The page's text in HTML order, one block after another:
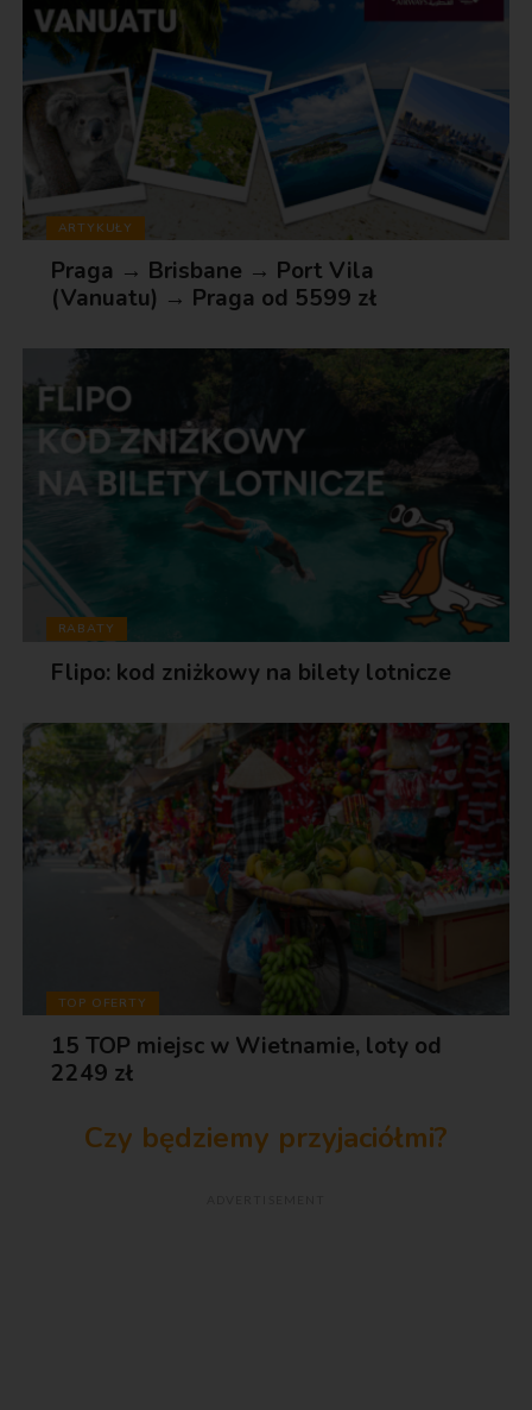
ARTYKUŁY
Praga → Brisbane → Port Vila
(Vanuatu) → Praga od 5599 zł
RABATY
Flipo: kod zniżkowy na bilety lotnicze
TOP OFERTY
15 TOP miejsc w Wietnamie, loty od
2249 zł
Czy będziemy przyjaciółmi?